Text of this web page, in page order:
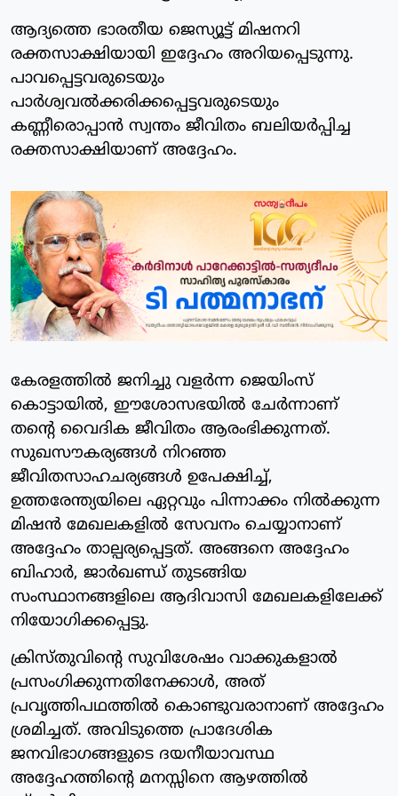
ആദ്യത്തെ ഭാരതീയ ജെസ്യൂട്ട് മിഷനറി
രക്തസാക്ഷിയായി ഇദ്ദേഹം അറിയപ്പെടുന്നു.
പാവപ്പെട്ടവരുടെയും
പാർശ്വവൽക്കരിക്കപ്പെട്ടവരുടെയും
കണ്ണീരൊപ്പാൻ സ്വന്തം ജീവിതം ബലിയർപ്പിച്ച
രക്തസാക്ഷിയാണ് അദ്ദേഹം.
കേരളത്തിൽ ജനിച്ചു വളർന്ന ജെയിംസ്
കൊട്ടായിൽ, ഈശോസഭയിൽ ചേർന്നാണ്
തന്റെ വൈദിക ജീവിതം ആരംഭിക്കുന്നത്.
സുഖസൗകര്യങ്ങൾ നിറഞ്ഞ
ജീവിതസാഹചര്യങ്ങൾ ഉപേക്ഷിച്ച്,
ഉത്തരേന്ത്യയിലെ ഏറ്റവും പിന്നാക്കം നിൽക്കുന്ന
മിഷൻ മേഖലകളിൽ സേവനം ചെയ്യാനാണ്
അദ്ദേഹം താല്പര്യപ്പെട്ടത്. അങ്ങനെ അദ്ദേഹം
ബിഹാർ, ജാർഖണ്ഡ് തുടങ്ങിയ
സംസ്ഥാനങ്ങളിലെ ആദിവാസി മേഖലകളിലേക്ക്
നിയോഗിക്കപ്പെട്ടു.
ക്രിസ്തുവിന്റെ സുവിശേഷം വാക്കുകളാൽ
പ്രസംഗിക്കുന്നതിനേക്കാൾ, അത്
പ്രവൃത്തിപഥത്തിൽ കൊണ്ടുവരാനാണ് അദ്ദേഹം
ശ്രമിച്ചത്. അവിടുത്തെ പ്രാദേശിക
ജനവിഭാഗങ്ങളുടെ ദയനീയാവസ്ഥ
അദ്ദേഹത്തിന്റെ മനസ്സിനെ ആഴത്തിൽ